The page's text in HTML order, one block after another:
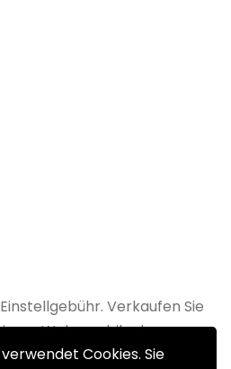
Cookies. Sie
Verkaufen Sie
Wohnmobil oder